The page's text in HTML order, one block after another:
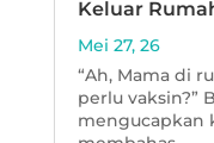
Keluar
Mei 27, 26
“Ah, Mama di
perlu vaksin?”
mengucapkan